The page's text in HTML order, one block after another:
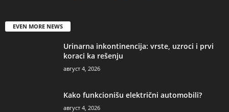
EVEN MORE NEWS
Urinarna inkontinencija: vrste, uzroci i prvi
koraci ka rešenju
август 4, 2026
Kako funkcionišu električni automobili?
август 4, 2026